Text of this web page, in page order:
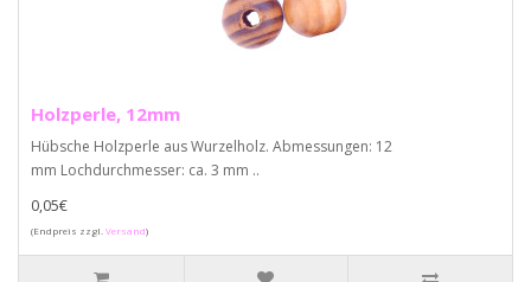
Holzperle, 12mm
Hübsche Holzperle aus Wurzelholz. Abmessungen: 12
mm Lochdurchmesser: ca. 3 mm ..
0,05€
(Endpreis zzgl.Versand)